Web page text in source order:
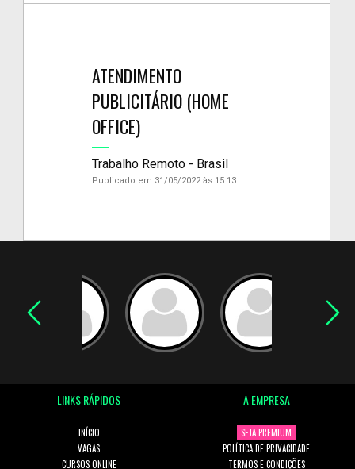
ATENDIMENTO
PUBLICITÁRIO (HOME
OFFICE)
Trabalho Remoto - Brasil
Publicado em 31/05/2022 às 15:13
LINKS RÁPIDOS
INÍCIO
VAGAS
CURSOS ONLINE
A EMPRESA
SEJA PREMIUM
POLÍTICA DE PRIVACIDADE
TERMOS E CONDIÇÕES